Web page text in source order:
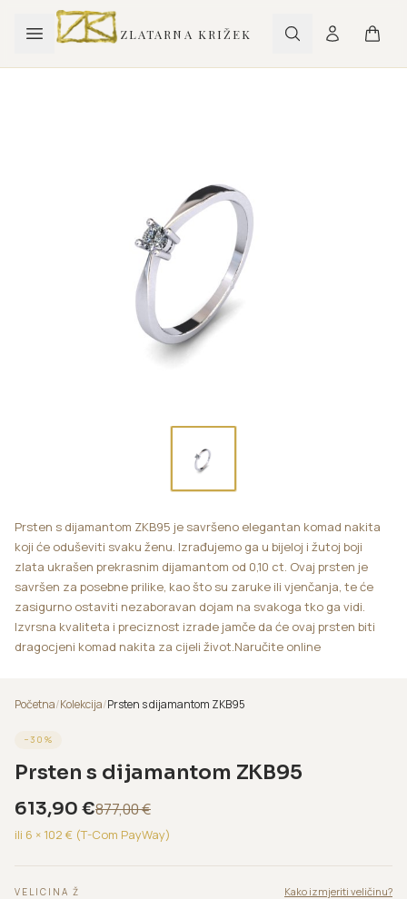
ZLATARNA KRIŽEK
Prsten s dijamantom ZKB95 je savršeno elegantan komad nakita
koji će oduševiti svaku ženu. Izrađujemo ga u bijeloj i žutoj boji
zlata ukrašen prekrasnim dijamantom od 0,10 ct. Ovaj prsten je
savršen za posebne prilike, kao što su zaruke ili vjenčanja, te će
zasigurno ostaviti nezaboravan dojam na svakoga tko ga vidi.
Izvrsna kvaliteta i preciznost izrade jamče da će ovaj prsten biti
dragocjeni komad nakita za cijeli život.Naručite online
Početna/Kolekcija/Prsten s dijamantom ZKB95
−30 %
Prsten s dijamantom ZKB95
613,90 €877,00€
ili 6 × 102 € (T-Com PayWay)
VELICINA Ž Kako izmjeriti veličinu?